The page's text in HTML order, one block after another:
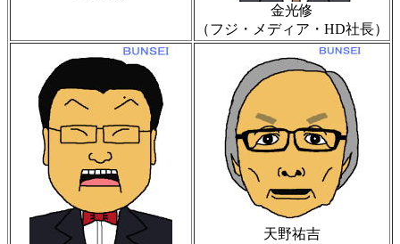
金光修
（フジ・メディア・HD社長）
天野祐吉